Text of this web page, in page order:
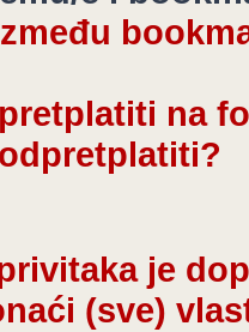
na
je
(sve)